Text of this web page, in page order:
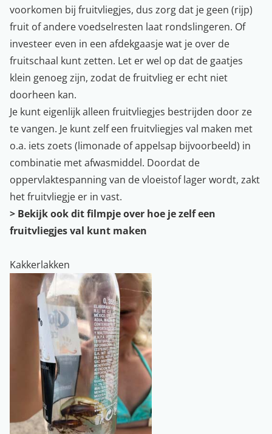
voorkomen bij fruitvliegjes, dus zorg dat je geen (rijp)
fruit of andere voedselresten laat rondslingeren. Of
investeer even in een afdekgaasje wat je over de
fruitschaal kunt zetten. Let er wel op dat de gaatjes
klein genoeg zijn, zodat de fruitvlieg er echt niet
doorheen kan.
Je kunt eigenlijk alleen fruitvliegjes bestrijden door ze
te vangen. Je kunt zelf een fruitvliegjes val maken met
o.a. iets zoets (limonade of appelsap bijvoorbeeld) in
combinatie met afwasmiddel. Doordat de
oppervlaktespanning van de vloeistof lager wordt, zakt
het fruitvliegje er in vast.
> Bekijk ook dit filmpje over hoe je zelf een
fruitvliegjes val kunt maken
Kakkerlakken